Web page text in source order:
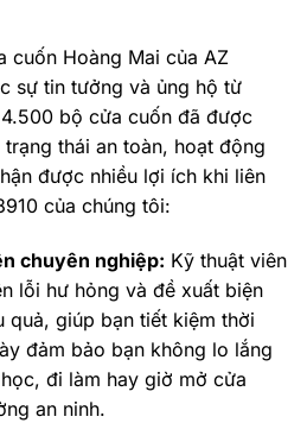
cuốn Hoàng Mai của AZ
sự tin tưởng và ủng hộ từ
bộ cửa cuốn đã được
thái an toàn, hoạt động
được nhiều lợi ích khi liên
của chúng tôi:
chuyên nghiệp: Kỹ thuật viên
lỗi hư hỏng và đề xuất biện
quả, giúp bạn tiết kiệm thời
đảm bảo bạn không lo lắng
đi làm hay giờ mở cửa
an ninh.